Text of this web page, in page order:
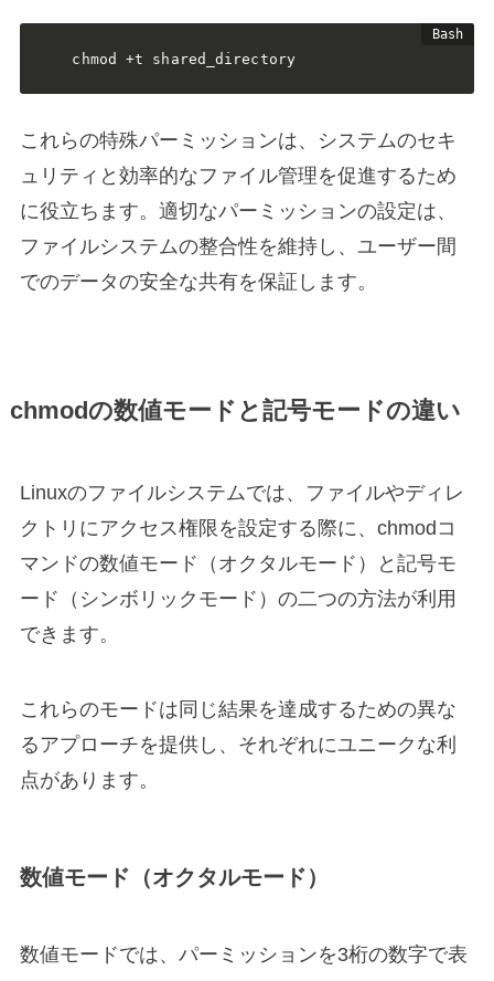
chmod +t shared_directory
これらの特殊パーミッションは、システムのセキ
ュリティと効率的なファイル管理を促進するため
に役立ちます。適切なパーミッションの設定は、
ファイルシステムの整合性を維持し、ユーザー間
でのデータの安全な共有を保証します。
chmodの数値モードと記号モードの違い
Linuxのファイルシステムでは、ファイルやディレ
クトリにアクセス権限を設定する際に、chmodコ
マンドの数値モード（オクタルモード）と記号モ
ード（シンボリックモード）の二つの方法が利用
できます。
これらのモードは同じ結果を達成するための異な
るアプローチを提供し、それぞれにユニークな利
点があります。
数値モード（オクタルモード）
数値モードでは、パーミッションを3桁の数字で表